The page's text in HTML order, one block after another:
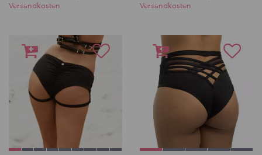
Versandkosten
Versandkosten